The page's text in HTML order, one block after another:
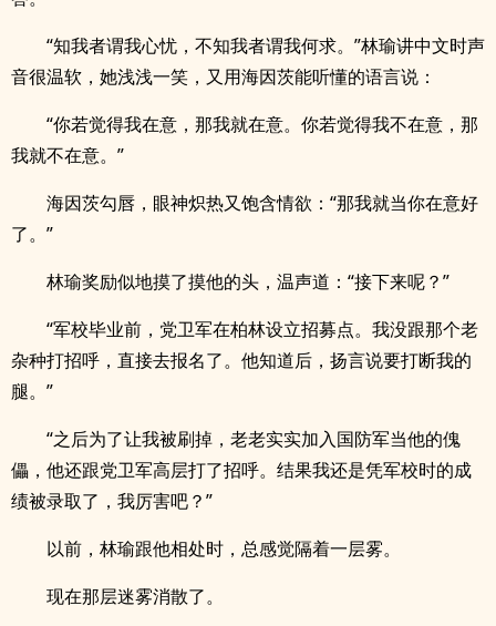
“知我者谓我心忧，不知我者谓我何求。”林瑜讲中文时声
音很温软，她浅浅一笑，又用海因茨能听懂的语言说：
“你若觉得我在意，那我就在意。你若觉得我不在意，那
我就不在意。”
海因茨勾唇，眼神炽热又饱含情欲：“那我就当你在意好
了。”
林瑜奖励似地摸了摸他的头，温声道：“接下来呢？”
“军校毕业前，党卫军在柏林设立招募点。我没跟那个老
杂种打招呼，直接去报名了。他知道后，扬言说要打断我的
腿。”
“之后为了让我被刷掉，老老实实加入国防军当他的傀
儡，他还跟党卫军高层打了招呼。结果我还是凭军校时的成
绩被录取了，我厉害吧？”
以前，林瑜跟他相处时，总感觉隔着一层雾。
现在那层迷雾消散了。